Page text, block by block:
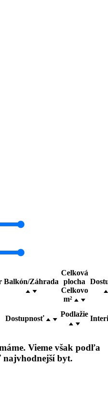
Balkón/Záhrada
Celková
plocha
Celkovo
m²
Dostupnosť
Podlažie
Vieme však podľa
byt.